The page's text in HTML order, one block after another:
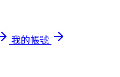
我的帳號